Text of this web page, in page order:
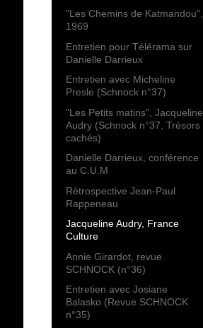
"Les Chemins de Katmandou",
1969
Entretien pour Télérama sur
Danielle Darrieux
Entretien avec Micheline
Presle (Schnock n°37)
"Les Petits matins", Jacqueline
Audry (Schnock n°37, Trésors
cachés)
Danielle Darrieux, conférence
au C.U.M
Rétrospective Jean-Paul
Rappeneau
Jacqueline Audry, France
Culture
Annie Girardot, revue
SCHNOCK (n°36)
Entretien avec Josiane
Balasko (Revue SCHNOCK
n°35)